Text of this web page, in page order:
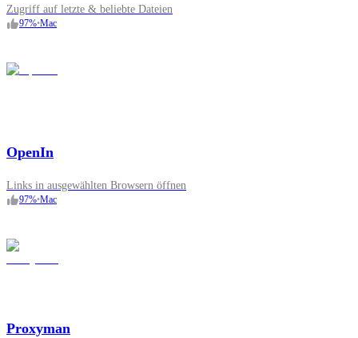
Zugriff auf letzte & beliebte Dateien
97%•Mac
OpenIn
Links in ausgewählten Browsern öffnen
97%•Mac
Proxyman